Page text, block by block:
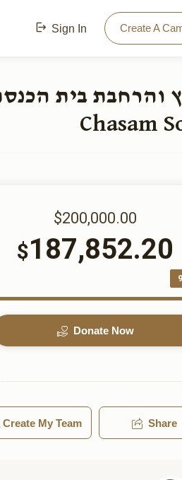
Sign In Create A
Chasam
$200,000.00
$187,852.20
Donate Now
Create My Team Share